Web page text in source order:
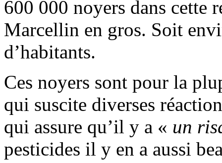
600 000 noyers dans cette
Marcellin en gros. Soit
d’habitants.
Ces noyers sont pour la
qui suscite diverses
qui assure qu’il y a « un
pesticides il y en a aussi